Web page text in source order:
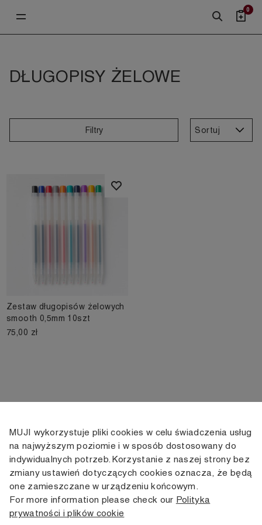
0
DŁUGOPISY ŻELOWE
Filtry Sortuj
Zestaw długopisów żelowych
smooth 0,5mm 10szt
75,00 zł
KONTAKT
+48 505 166 958
zamowienia@muji.com.pl
Infolinia czynna
od poniedziałku do piątku
KONTO
Moje konto
Historia
INFORMACJE
Dostawa
Regulamin
MUJI wykorzystuje pliki cookies w celu świadczenia usług
na najwyższym poziomie i w sposób dostosowany do
indywidualnych potrzeb. Korzystanie z naszej strony bez
zmiany ustawień dotyczących cookies oznacza, że będą
one zamieszczane w urządzeniu końcowym.
For more information please check our Polityka
prywatności i plików cookie